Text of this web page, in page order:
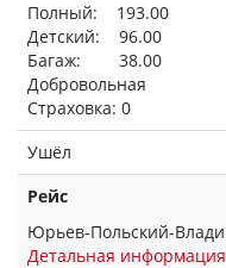
Полный: 193.00
Детский: 96.00
Багаж: 38.00
Добровольная
Страховка: 0
Ушёл
Рейс
Юрьев-Польский-
Детальная информация